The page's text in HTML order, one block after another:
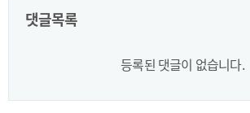
댓글목록
등록된 댓글이 없습니다.